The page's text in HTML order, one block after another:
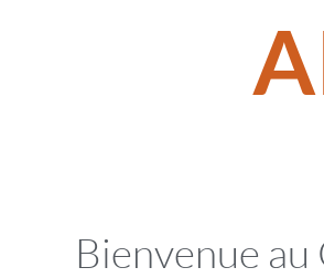
Bienvenue au